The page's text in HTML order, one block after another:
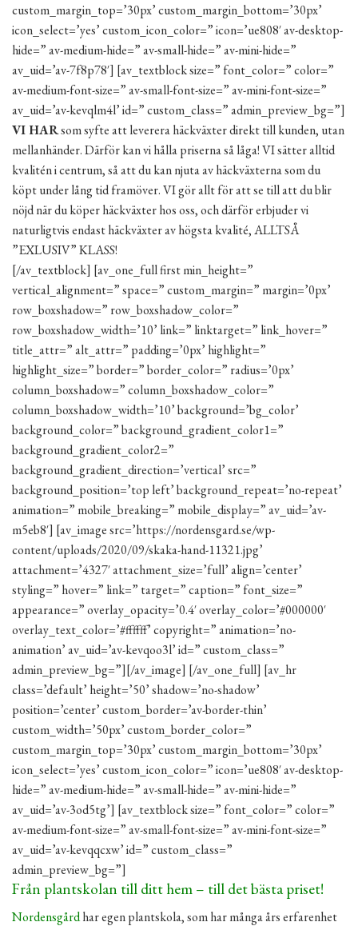
custom_margin_top=’30px’ custom_margin_bottom=’30px’
icon_select=’yes’ custom_icon_color=” icon=’ue808′ av-desktop-
hide=” av-medium-hide=” av-small-hide=” av-mini-hide=”
av_uid=’av-7f8p78′] [av_textblock size=” font_color=” color=”
av-medium-font-size=” av-small-font-size=” av-mini-font-size=”
av_uid=’av-kevqlm4l’ id=” custom_class=” admin_preview_bg=”]
VI HARsom syfte att leverera häckväxter direkt till kunden, utan
mellanhänder. Därför kan vi hålla priserna så låga! VI sätter alltid
kvalitén i centrum, så att du kan njuta av häckväxterna som du
köpt under lång tid framöver. VI gör allt för att se till att du blir
nöjd när du köper häckväxter hos oss, och därför erbjuder vi
naturligtvis endast häckväxter av högsta kvalité, ALLTSÅ
”EXLUSIV” KLASS!
[/av_textblock] [av_one_full first min_height=”
vertical_alignment=” space=” custom_margin=” margin=’0px’
row_boxshadow=” row_boxshadow_color=”
row_boxshadow_width=’10’ link=” linktarget=” link_hover=”
title_attr=” alt_attr=” padding=’0px’ highlight=”
highlight_size=” border=” border_color=” radius=’0px’
column_boxshadow=” column_boxshadow_color=”
column_boxshadow_width=’10’ background=’bg_color’
background_color=” background_gradient_color1=”
background_gradient_color2=”
background_gradient_direction=’vertical’ src=”
background_position=’top left’ background_repeat=’no-repeat’
animation=” mobile_breaking=” mobile_display=” av_uid=’av-
m5eb8′] [av_image src=’https://nordensgard.se/wp-
content/uploads/2020/09/skaka-hand-11321.jpg’
attachment=’4327′ attachment_size=’full’ align=’center’
styling=” hover=” link=” target=” caption=” font_size=”
appearance=” overlay_opacity=’0.4′ overlay_color=’#000000′
overlay_text_color=’#ffffff’ copyright=” animation=’no-
animation’ av_uid=’av-kevqoo3l’ id=” custom_class=”
admin_preview_bg=”][/av_image] [/av_one_full] [av_hr
class=’default’ height=’50’ shadow=’no-shadow’
position=’center’ custom_border=’av-border-thin’
custom_width=’50px’ custom_border_color=”
custom_margin_top=’30px’ custom_margin_bottom=’30px’
icon_select=’yes’ custom_icon_color=” icon=’ue808′ av-desktop-
hide=” av-medium-hide=” av-small-hide=” av-mini-hide=”
av_uid=’av-3od5tg’] [av_textblock size=” font_color=” color=”
av-medium-font-size=” av-small-font-size=” av-mini-font-size=”
av_uid=’av-kevqqcxw’ id=” custom_class=”
admin_preview_bg=”]
Från plantskolan till ditt hem – till det bästa priset!
Nordensgårdhar egen plantskola, som har många års erfarenhet